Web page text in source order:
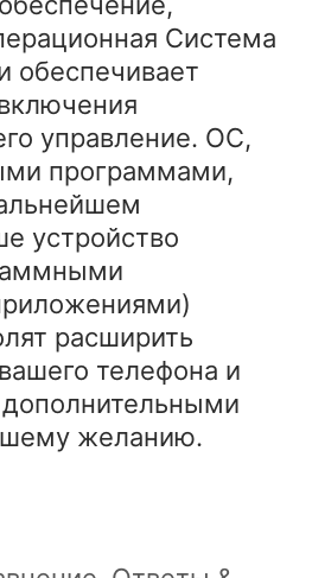
Система
обеспечивает
управление. ОС,
программами,
устройство
расширить
телефона и
дополнительными
желанию.